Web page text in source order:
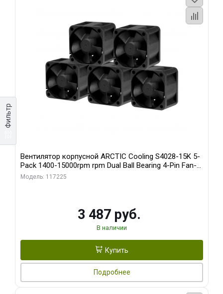
Фильтр
Вентилятор корпусной ARCTIC Cooling S4028-15K 5-
Pack 1400-15000rpm rpm Dual Ball Bearing 4-Pin Fan-
Connector (ACFAN00274A)
Модель: 117225
3 487 руб.
В наличии
Купить
Подробнее